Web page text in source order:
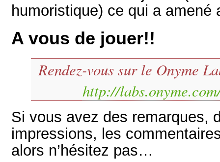
humoristique) ce qui a
A vous de jouer!!
Rendez-vous sur le Onyme
http://
Si vous avez des remarques,
impressions, les
alors n’hésitez pas…